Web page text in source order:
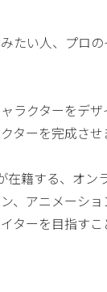
たい人、プロ
ラクターをデ
ターを完成させ
籍する、オン
、アニメーシ
ターを目指す